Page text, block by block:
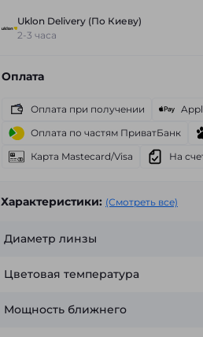
Uklon Delivery (По Киеву)
2-3 часа
Оплата
Оплата при получении
Оплата по частям ПриватБанк
Карта Mastecard/Visa
На
Характеристики: (Смотреть все)
Диаметр линзы
Цветовая температура
Мощность ближнего